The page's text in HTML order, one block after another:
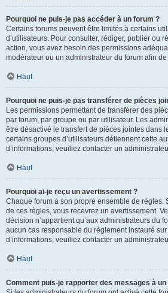
Pourquoi ne puis-je pas accéder à un forum ?
Certains forums peuvent être limités à certains
d’utilisateurs. Pour consulter, rédiger, publier ou
action, vous avez besoin des permissions
modérateur ou un administrateur du forum afin
Haut
Pourquoi ne puis-je pas transférer de pièces
Les permissions permettant de transférer des
par forum, par groupe ou par utilisateur. Les
être désactivé le transfert de pièces jointes dans
certains groupes d’utilisateurs détiennent cette
d’informations, veuillez contacter un
Haut
Pourquoi ai-je reçu un avertissement ?
Chaque forum a son propre ensemble de règles.
de ces règles, vous recevrez un avertissement.
décision n’appartient qu’aux administrateurs du
aucun cas responsable du règlement instauré
d’informations, veuillez contacter un
Haut
Comment puis-je rapporter des messages à